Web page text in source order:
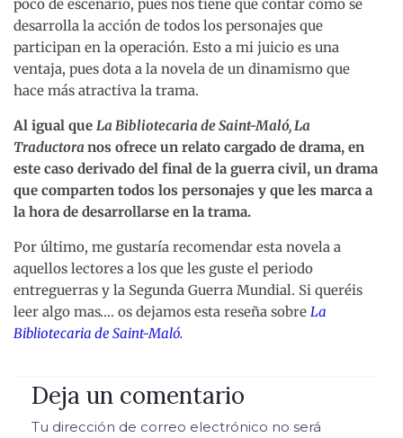
poco de escenario, pues nos tiene que contar como se
desarrolla la acción de todos los personajes que
participan en la operación. Esto a mi juicio es una
ventaja, pues dota a la novela de un dinamismo que
hace más atractiva la trama.
Al igual que La Bibliotecaria de Saint-Maló, La
Traductora nos ofrece un relato cargado de drama, en
este caso derivado del final de la guerra civil, un drama
que comparten todos los personajes y que les marca a
la hora de desarrollarse en la trama.
Por último, me gustaría recomendar esta novela a
aquellos lectores a los que les guste el periodo
entreguerras y la Segunda Guerra Mundial. Si queréis
leer algo mas…. os dejamos esta reseña sobre La
Bibliotecaria de Saint-Maló.
Deja un comentario
Tu dirección de correo electrónico no será